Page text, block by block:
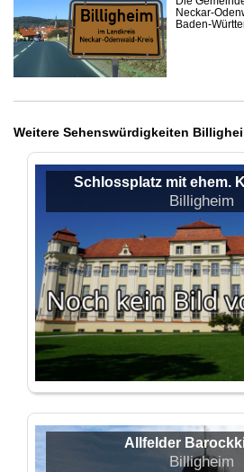
Neckar-
Baden-
Weitere Sehenswürdigkeiten
Schlossplatz mit ehem.
Billigheim
Allfelder
Billigheim